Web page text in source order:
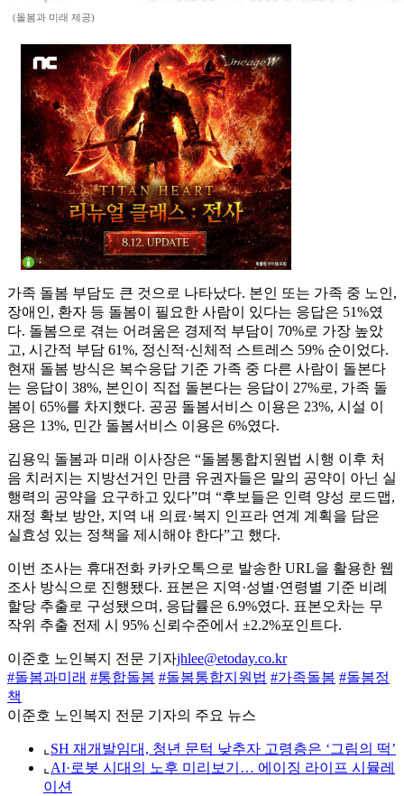
(돌봄과 미래 제공)
가족 돌봄 부담도 큰 것으로 나타났다. 본인 또는 가족 중 노인,
장애인, 환자 등 돌봄이 필요한 사람이 있다는 응답은 51%였
다. 돌봄으로 겪는 어려움은 경제적 부담이 70%로 가장 높았
고, 시간적 부담 61%, 정신적·신체적 스트레스 59% 순이었다.
현재 돌봄 방식은 복수응답 기준 가족 중 다른 사람이 돌본다
는 응답이 38%, 본인이 직접 돌본다는 응답이 27%로, 가족 돌
봄이 65%를 차지했다. 공공 돌봄서비스 이용은 23%, 시설 이
용은 13%, 민간 돌봄서비스 이용은 6%였다.
김용익 돌봄과 미래 이사장은 “돌봄통합지원법 시행 이후 처
음 치러지는 지방선거인 만큼 유권자들은 말의 공약이 아닌 실
행력의 공약을 요구하고 있다”며 “후보들은 인력 양성 로드맵,
재정 확보 방안, 지역 내 의료·복지 인프라 연계 계획을 담은
실효성 있는 정책을 제시해야 한다”고 했다.
이번 조사는 휴대전화 카카오톡으로 발송한 URL을 활용한 웹
조사 방식으로 진행됐다. 표본은 지역·성별·연령별 기준 비례
할당 추출로 구성됐으며, 응답률은 6.9%였다. 표본오차는 무
작위 추출 전제 시 95% 신뢰수준에서 ±2.2%포인트다.
이준호 노인복지 전문 기자jhlee@etoday.co.kr
#돌봄과미래 #통합돌봄 #돌봄통합지원법 #가족돌봄 #돌봄정
책
이준호 노인복지 전문 기자의 주요 뉴스
⌞ SH 재개발임대, 청년 문턱 낮추자 고령층은 ‘그림의 떡’
⌞ AI·로봇 시대의 노후 미리보기… 에이징 라이프 시뮬레
이션